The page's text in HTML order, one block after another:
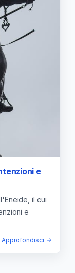
e
il cui
e
Approfondisci